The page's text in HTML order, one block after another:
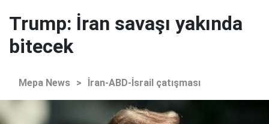
Trump: İran savaşı yakında
bitecek
Mepa News > İran-ABD-İsrail çatışması